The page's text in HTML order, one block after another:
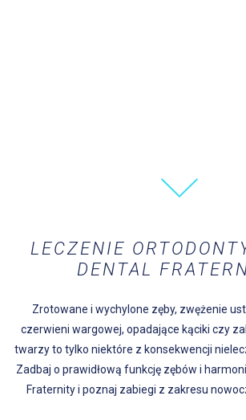
LECZENIE
DENTAL
Zrotowane i wychylone zęby, zwężenie
czerwieni wargowej, opadające kąciki czy
twarzy to tylko niektóre z konsekwencji
Zadbaj o prawidłową funkcję zębów i
Fraternity i poznaj zabiegi z zakresu